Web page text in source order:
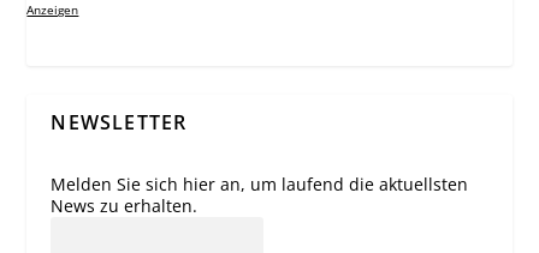
Anzeigen
NEWSLETTER
Melden Sie sich hier an, um laufend die aktuellsten
News zu erhalten.